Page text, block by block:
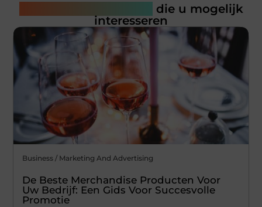
die u mogelijk
interesseren
Business / Marketing And Advertising
De Beste Merchandise Producten Voor
Uw Bedrijf: Een Gids Voor Succesvolle
Promotie